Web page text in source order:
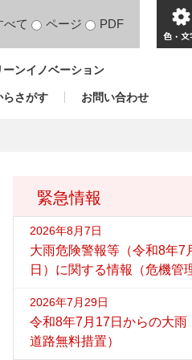
べて ページ PDF
色・
文
ンイノベーション
らさがす お問い合わせ
緊急情報
2026年8月7日
大雨危険警報等（令和8年7
日）に関する情報（危機管
2026年7月29日
令和8年7月17日からの大雨
道路無料措置）